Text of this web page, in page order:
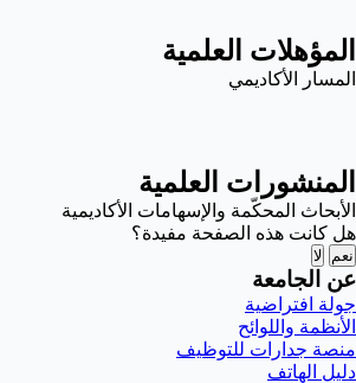
المؤهلات العلمية
المسار الأكاديمي
المنشورات العلمية
الأبحاث المحكّمة والإسهامات الأكاديمية
هل كانت هذه الصفحة مفيدة؟
نعم لا
عن الجامعة
جولة افتراضية
الأنظمة واللوائح
منصة جدارات للتوظيف
دليل الهاتف